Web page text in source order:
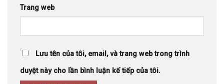
Trang web
Lưu tên của tôi, email, và trang web trong trình
duyệt này cho lần bình luận kế tiếp của tôi.